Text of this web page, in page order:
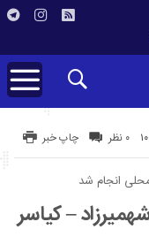
چاپ خبر ۰ نظر
انجام شد
– کیاسر